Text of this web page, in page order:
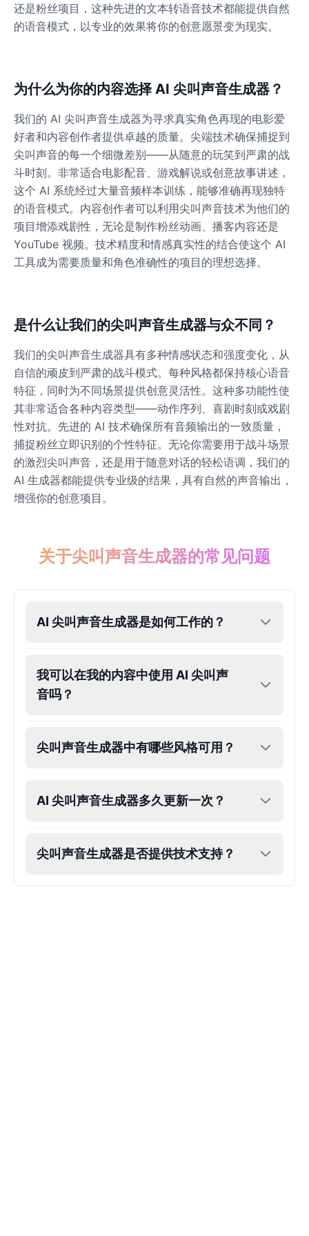
Male @OmegaWolf
Zombie
Male @AmeliaCarter
还是粉丝项目，这种先进的文本转语音技术都能提供自然
的语音模式，以专业的效果将你的创意愿景变为现实。
为什么为你的内容选择 AI 尖叫声音生成器？
我们的 AI 尖叫声音生成器为寻求真实角色再现的电影爱
好者和内容创作者提供卓越的质量。尖端技术确保捕捉到
尖叫声音的每一个细微差别——从随意的玩笑到严肃的战
斗时刻。非常适合电影配音、游戏解说或创意故事讲述，
这个 AI 系统经过大量音频样本训练，能够准确再现独特
的语音模式。内容创作者可以利用尖叫声音技术为他们的
项目增添戏剧性，无论是制作粉丝动画、播客内容还是
YouTube 视频。技术精度和情感真实性的结合使这个 AI
工具成为需要质量和角色准确性的项目的理想选择。
是什么让我们的尖叫声音生成器与众不同？
我们的尖叫声音生成器具有多种情感状态和强度变化，从
自信的顽皮到严肃的战斗模式。每种风格都保持核心语音
特征，同时为不同场景提供创意灵活性。这种多功能性使
其非常适合各种内容类型——动作序列、喜剧时刻或戏剧
性对抗。先进的 AI 技术确保所有音频输出的一致质量，
捕捉粉丝立即识别的个性特征。无论你需要用于战斗场景
的激烈尖叫声音，还是用于随意对话的轻松语调，我们的
AI 生成器都能提供专业级的结果，具有自然的声音输出，
增强你的创意项目。
关于尖叫声音生成器的常见问题
AI 尖叫声音生成器是如何工作的？
我可以在我的内容中使用 AI 尖叫声
音吗？
尖叫声音生成器中有哪些风格可用？
AI 尖叫声音生成器多久更新一次？
尖叫声音生成器是否提供技术支持？